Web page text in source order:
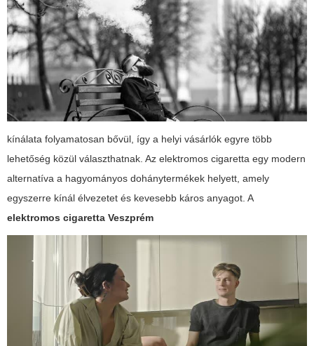
kínálata folyamatosan bővül, így a helyi vásárlók egyre több
lehetőség közül választhatnak. Az elektromos cigaretta egy modern
alternatíva a hagyományos dohánytermékek helyett, amely
egyszerre kínál élvezetet és kevesebb káros anyagot. A
elektromos cigaretta Veszprém